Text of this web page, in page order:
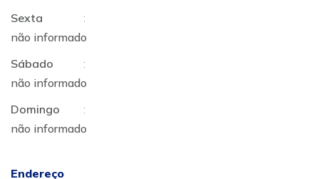
Sexta
:
não informado
Sábado
:
não informado
Domingo
:
não informado
Endereço